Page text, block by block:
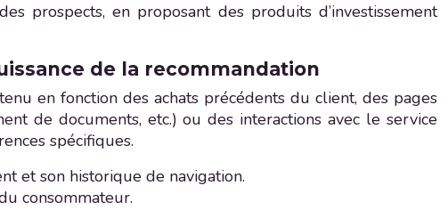
prospects, en proposant des produits d’investissement
de la recommandation
en fonction des achats précédents du client, des pages
de documents, etc.) ou des interactions avec le service
spécifiques.
et son historique de navigation.
consommateur.